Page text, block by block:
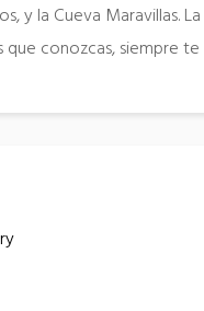
y la Cueva Maravillas.
que conozcas, siempre